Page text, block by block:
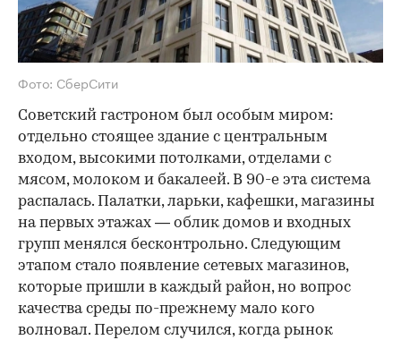
Фото: СберСити
Советский гастроном был особым миром:
отдельно стоящее здание с центральным
входом, высокими потолками, отделами с
мясом, молоком и бакалеей. В 90-е эта система
распалась. Палатки, ларьки, кафешки, магазины
на первых этажах — облик домов и входных
групп менялся бесконтрольно. Следующим
этапом стало появление сетевых магазинов,
которые пришли в каждый район, но вопрос
качества среды по-прежнему мало кого
волновал. Перелом случился, когда рынок